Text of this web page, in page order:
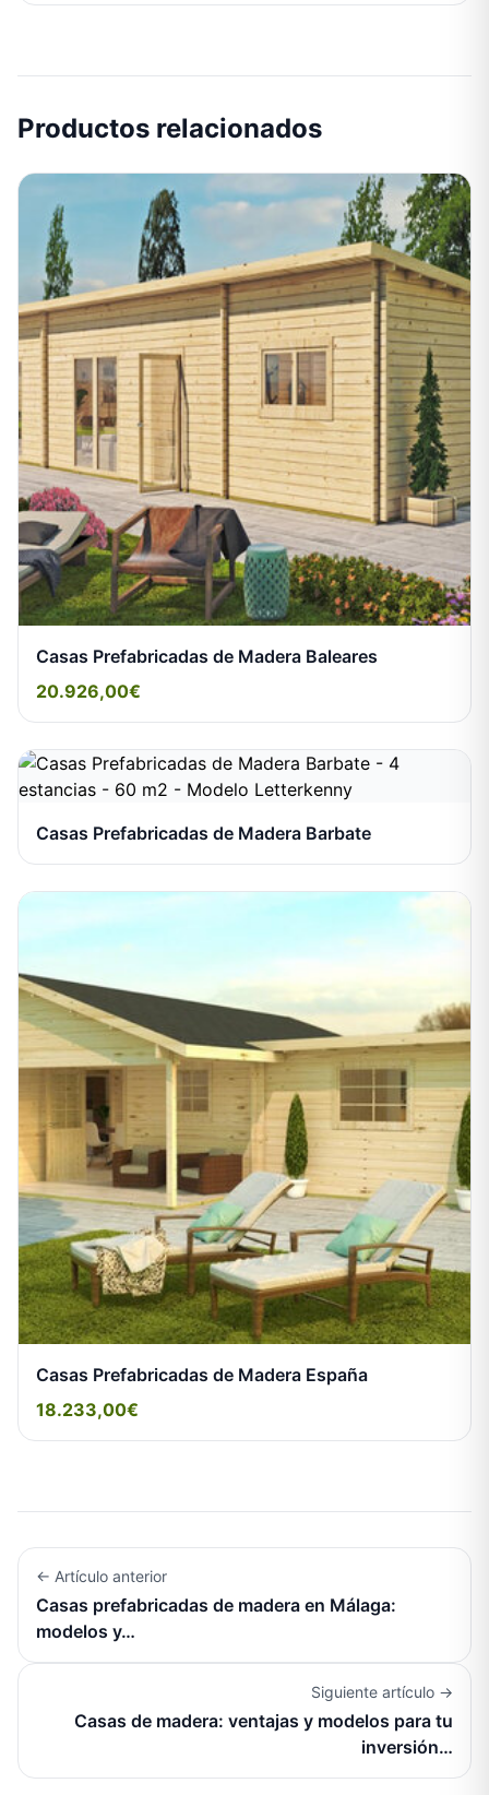
Productos relacionados
Casas Prefabricadas de Madera Baleares
20.926,00€
Casas Prefabricadas de Madera Barbate
Casas Prefabricadas de Madera España
18.233,00€
← Artículo anterior
Casas prefabricadas de madera en Málaga:
modelos y…
Siguiente artículo →
Casas de madera: ventajas y modelos para tu
inversión…